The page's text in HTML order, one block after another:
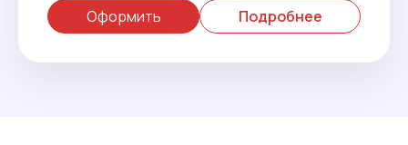
Оформить
Подробнее